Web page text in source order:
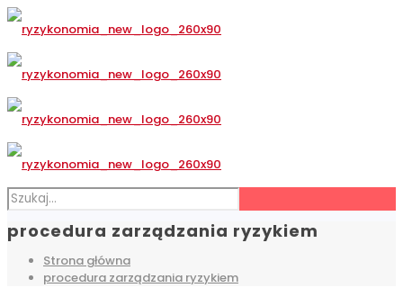
procedura zarządzania ryzykiem
Strona główna
procedura zarządzania ryzykiem